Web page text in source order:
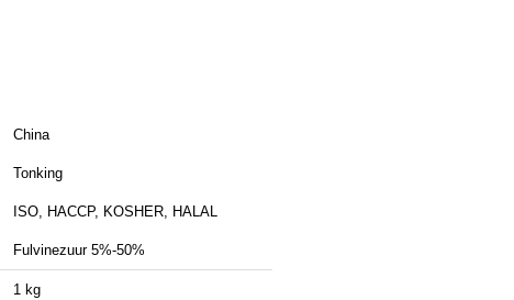
China
Tonking
ISO, HACCP, KOSHER, HALAL
Fulvinezuur 5%-50%
1 kg